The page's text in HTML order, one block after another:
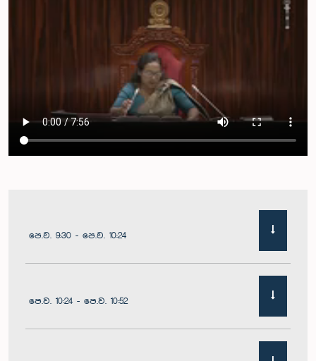
පෙ.ව. 9:30 - පෙ.ව. 10:24
පෙ.ව. 10:24 - පෙ.ව. 10:52